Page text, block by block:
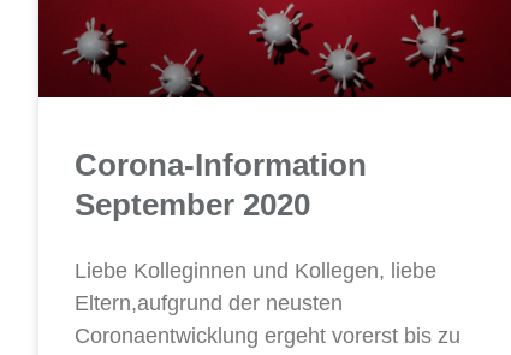
Corona-Information
September 2020
Liebe Kolleginnen und Kollegen, liebe
Eltern,aufgrund der neusten
Coronaentwicklung ergeht vorerst bis zu